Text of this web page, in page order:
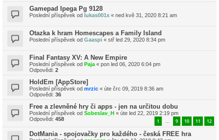
Gamepad Ipega Pg 9128
Poslední příspěvek od lukas001x « ned kvě 31, 2020 8:21 am
Otazka k hram Homescapes a Family Island
Poslední příspěvek od Gaaspi « stř led 29, 2020 8:34 pm
Final Fantasy XV: A New Empire
Poslední příspěvek od Paja « pon led 06, 2020 6:04 pm
Odpovědi: 2
HoldEm [AppStore]
Poslední příspěvek od mrzic « úte črc 09, 2019 8:36 am
Odpovědi: 36
Free a zlevněné hry či apps - jen na určitou dobu
Poslední příspěvek od Sobeslav_H « úte led 22, 2019 2:19 pm
Odpovědi: 458 1 … 9 10 11 12
DotMania - spojovačky pro každého - česká FREE hra